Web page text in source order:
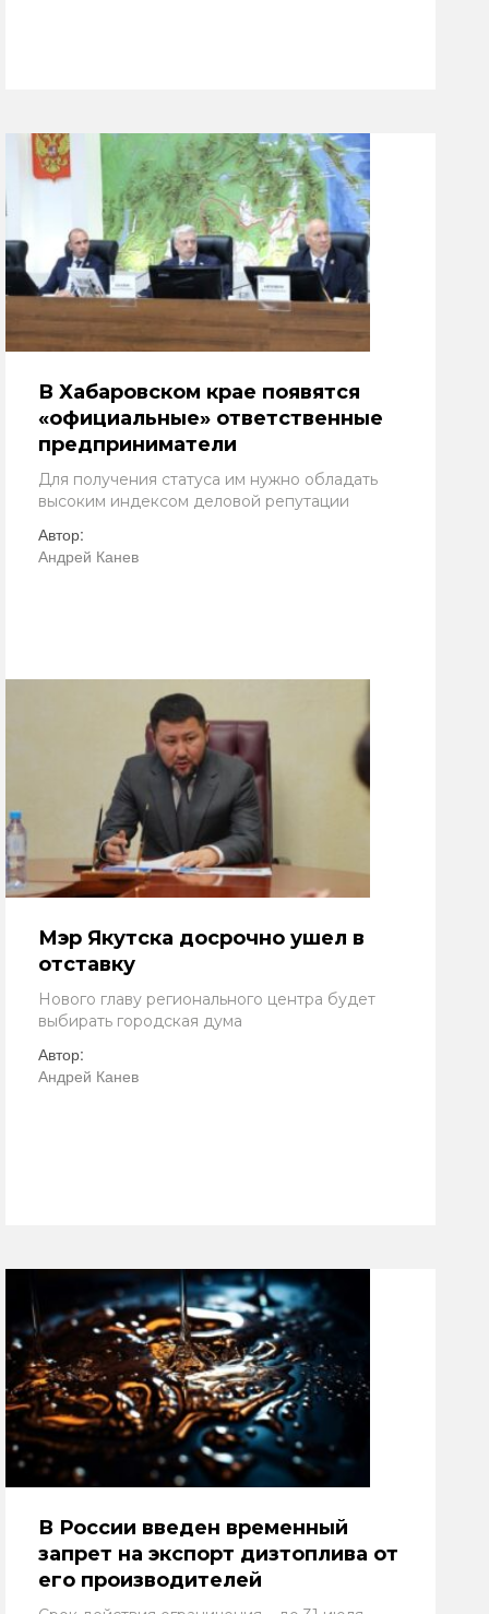
В Хабаровском крае появятся
«официальные» ответственные
предприниматели
Для получения статуса им нужно обладать
высоким индексом деловой репутации
Автор:
Андрей Канев
Мэр Якутска досрочно ушел в
отставку
Нового главу регионального центра будет
выбирать городская дума
Автор:
Андрей Канев
В России введен временный
запрет на экспорт дизтоплива от
его производителей